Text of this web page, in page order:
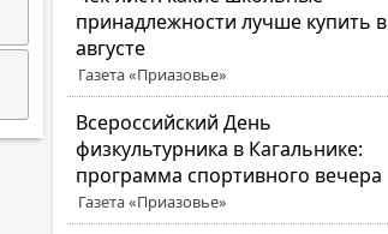
принадлежности лучше купить в
августе
Газета «Приазовье»
Всероссийский День
физкультурника в Кагальнике:
программа спортивного вечера
Газета «Приазовье»